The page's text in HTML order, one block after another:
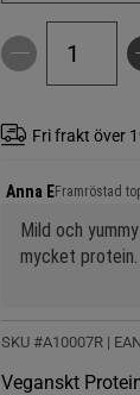
Fri frakt över
Anna EFramröstad
Mild och
mycket protein.
SKU #A10007R | EAN
Veganskt